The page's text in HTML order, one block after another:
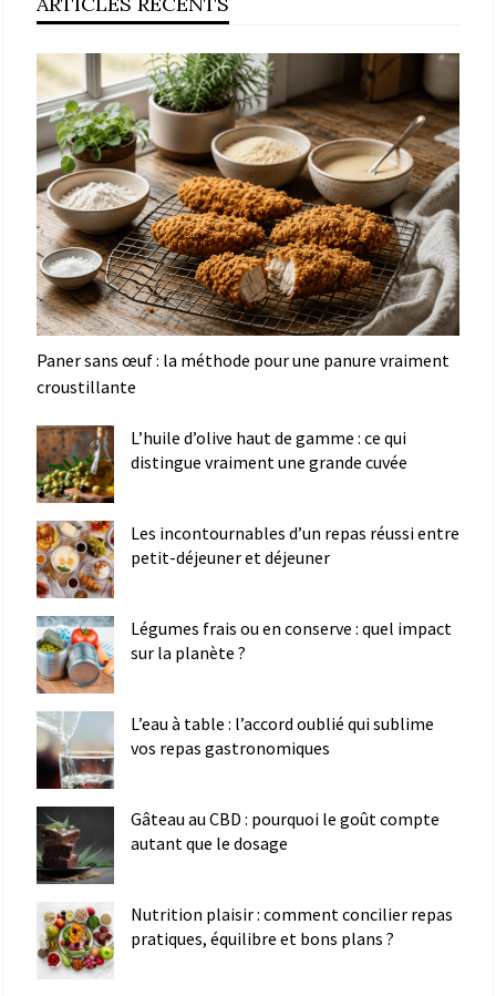
Paner sans œuf : la méthode pour une panure vraiment
croustillante
L’huile d’olive haut de gamme : ce qui
distingue vraiment une grande cuvée
Les incontournables d’un repas réussi entre
petit-déjeuner et déjeuner
Légumes frais ou en conserve : quel impact
sur la planète ?
L’eau à table : l’accord oublié qui sublime
vos repas gastronomiques
Gâteau au CBD : pourquoi le goût compte
autant que le dosage
Nutrition plaisir : comment concilier repas
pratiques, équilibre et bons plans ?